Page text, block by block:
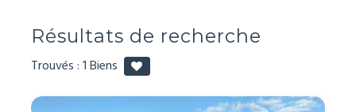
Résultats de recherche
Trouvés :1Biens